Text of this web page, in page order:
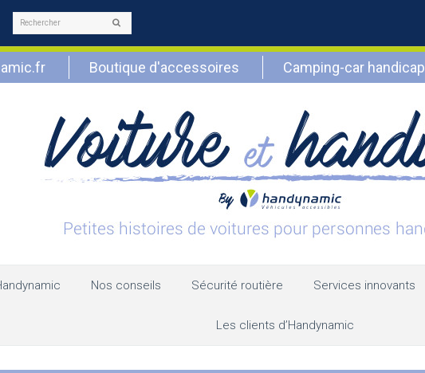
Rechercher
Boutique d'accessoires Camping-car handicap
Nos conseils Sécurité routière Services innovants
Les clients d’Handynamic